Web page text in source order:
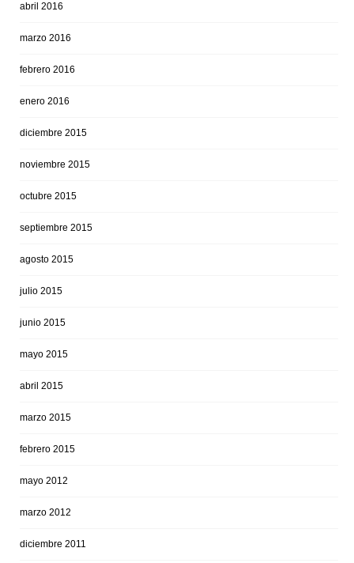
abril 2016
marzo 2016
febrero 2016
enero 2016
diciembre 2015
noviembre 2015
octubre 2015
septiembre 2015
agosto 2015
julio 2015
junio 2015
mayo 2015
abril 2015
marzo 2015
febrero 2015
mayo 2012
marzo 2012
diciembre 2011